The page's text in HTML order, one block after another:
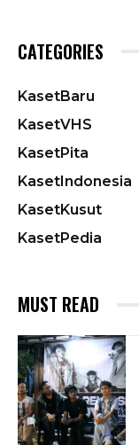
CATEGORIES
KasetBaru
KasetVHS
KasetPita
KasetIndonesia
KasetKusut
KasetPedia
MUST READ